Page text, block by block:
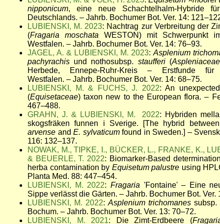
nipponicum, eine neue Schachtelhalm-Hybride
Deutschlands. – Jahrb. Bochumer Bot. Ver. 14:
LUBIENSKI, M. 2023: Nachtrag zur Verbreitung der
(Fragaria moschata WESTON) mit Schwerpunkt
Westfalen. – Jahrb. Bochumer Bot. Ver. 14: 76–93.
JAGEL, A. & LUBIENSKI, M. 2023: Asplenium
pachyrachis und nothosubsp. staufferi (Aspleniaceae
Herbede, Ennepe-Ruhr-Kreis – Erstfunde für
Westfalen. – Jahrb. Bochumer Bot. Ver. 14: 68–75.
LUBIENSKI, M. & FUCHS, J. 2022: An
(Equisetaceae) taxon new to the European flora. –
467–488.
GRAHN, J. & LUBIENSKI, M. 2022: Hybriden
skogsfräken funnen i Sverige. [The hybrid
arvense and E. sylvaticum found in Sweden.] –
116: 132–137.
NOWAK, M., TIPKE, I., BÜCKER, L., FRANKE, K.,
& BEUERLE, T. 2022: Biomarker-Based
herba contamination by Equisetum palustre using
Planta Med. 88: 447–454.
LUBIENSKI, M. 2022: Fragaria 'Fontaine' – Eine
Sippe verlässt die Gärten. – Jahrb. Bochumer Bot. Ver.
LUBIENSKI, M. 2022: Asplenium trichomanes subsp.
Bochum. – Jahrb. Bochumer Bot. Ver. 13: 70–72.
LUBIENSKI, M. 2021: Die Zimt-Erdbeere (